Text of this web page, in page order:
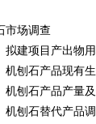
场调查
目产出物用
产品现有生
产品产量及
石替代产品调